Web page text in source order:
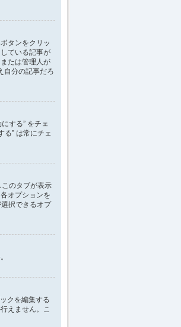
タンをクリッ
ている記事が
たは管理人が
自分の記事だろ
する” をチェ
る” は常にチェ
のタブが表示
オプションを
択できるオプ
クを編集する
えません。こ